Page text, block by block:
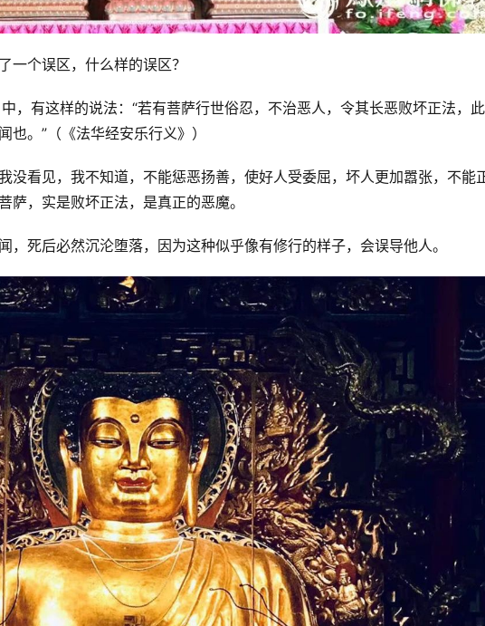
一个误区，什么样的误区？
，有这样的说法：“若有菩萨行世俗忍，不治恶人，令其长恶败坏正法，
。”（《法华经安乐行义》）
没看见，我不知道，不能惩恶扬善，使好人受委屈，坏人更加嚣张，不能
，实是败坏正法，是真正的恶魔。
，死后必然沉沦堕落，因为这种似乎像有修行的样子，会误导他人。